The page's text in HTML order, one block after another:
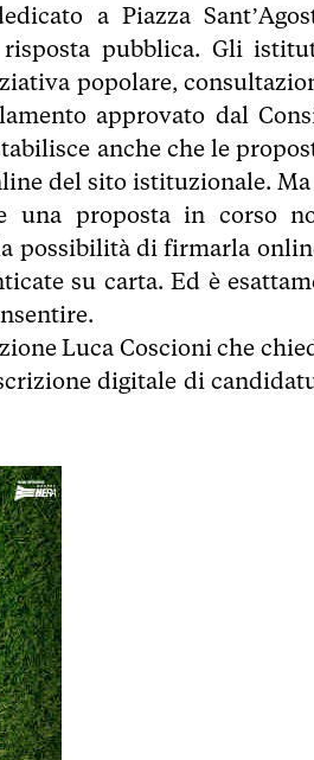
a Piazza
risposta pubblica. Gli
popolare,
approvato dal
anche che le
del sito istituzionale.
una proposta in corso
possibilità di firmarla
su carta. Ed è
Luca Coscioni che
digitale di